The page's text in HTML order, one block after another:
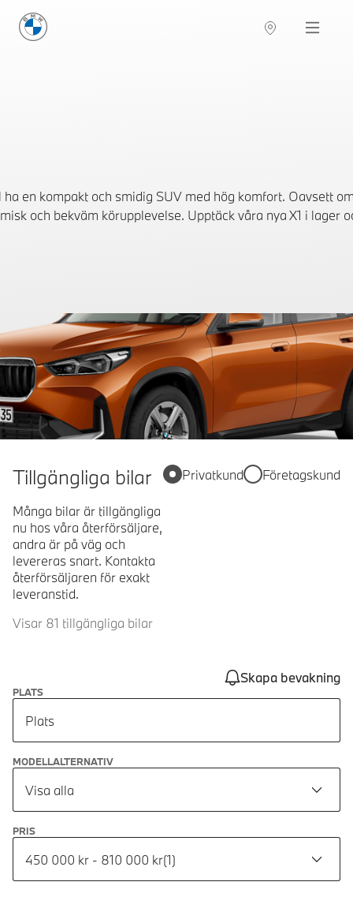
BMW Sverige Navigation
en kompakt och smidig SUV med hög komfort. Oavsett
och bekväm körupplevelse. Upptäck våra nya X1 i lager
Tillgängliga bilar
Många bilar är tillgängliga
nu hos våra återförsäljare,
andra är på väg och
levereras snart. Kontakta
återförsäljaren för exakt
leveranstid.
Visar 81 tillgängliga bilar
Privatkund Företagskund
Skapa bevakning
PLATS
Plats
MODELLALTERNATIV
Visa alla
PRIS
450 000 kr - 810 000 kr(1)